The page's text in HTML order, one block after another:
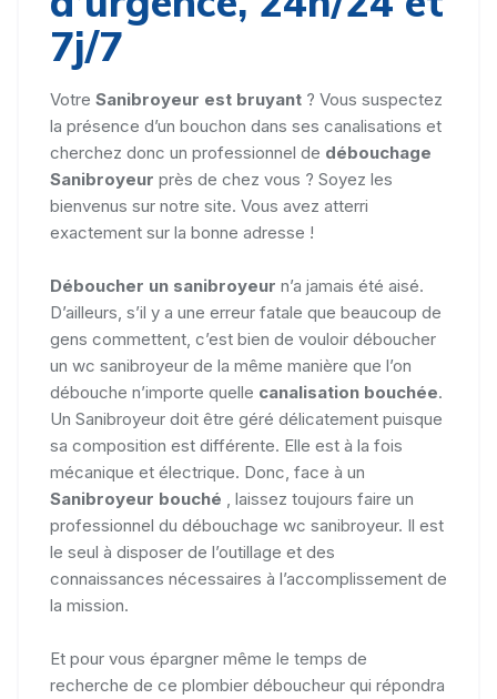
7j/7
Votre Sanibroyeur est bruyant ? Vous suspectez
la présence d’un bouchon dans ses canalisations et
cherchez donc un professionnel de débouchage
Sanibroyeur près de chez vous ? Soyez les
bienvenus sur notre site. Vous avez atterri
exactement sur la bonne adresse !
Déboucher un sanibroyeur n’a jamais été aisé.
D’ailleurs, s’il y a une erreur fatale que beaucoup de
gens commettent, c’est bien de vouloir déboucher
un wc sanibroyeur de la même manière que l’on
débouche n’importe quelle canalisation bouchée.
Un Sanibroyeur doit être géré délicatement puisque
sa composition est différente. Elle est à la fois
mécanique et électrique. Donc, face à un
Sanibroyeur bouché
, laissez toujours faire un
professionnel du débouchage wc sanibroyeur. Il est
le seul à disposer de l’outillage et des
connaissances nécessaires à l’accomplissement de
la mission.
Et pour vous épargner même le temps de
recherche de ce plombier déboucheur qui répondra